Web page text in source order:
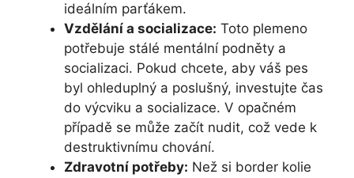
ideálním parťákem.
Vzdělání a socializace: Toto plemeno
potřebuje stálé mentální podněty a
socializaci. Pokud chcete, aby váš pes
byl ohleduplný a poslušný, investujte čas
do výcviku a socializace. V opačném
případě se může začít nudit, což vede k
destruktivnímu chování.
Zdravotní potřeby: Než si border kolie